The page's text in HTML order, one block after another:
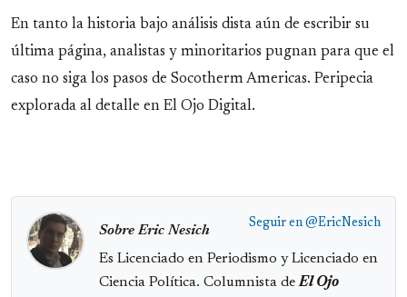
En tanto la historia bajo análisis dista aún de escribir su
última página, analistas y minoritarios pugnan para que el
caso no siga los pasos de Socotherm Americas. Peripecia
explorada al detalle en El Ojo Digital.
Seguir en @EricNesich
Sobre Eric Nesich
Es Licenciado en Periodismo y Licenciado en
Ciencia Política. Columnista deEl Ojo